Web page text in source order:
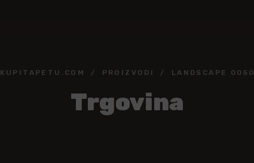
KUPITAPETU.COM PROIZVODI LANDSCAPE 0050
Trgovina